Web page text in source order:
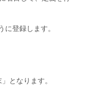
登録します。
となります。